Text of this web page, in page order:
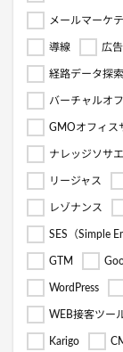
メールマーケ
導線 広告
経路データ探索
バーチャルオ
GMOオフィス
ナレッジソサ
リージャス
レゾナンス
SES（Simple
GTM
WordPress
WEB接客ツー
Karigo